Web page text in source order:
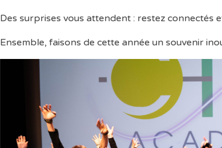
Des surprises vous attendent : restez connectés
Ensemble, faisons de cette année un souvenir